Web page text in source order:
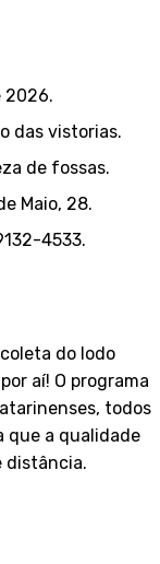
2026.
das vistorias.
de fossas.
Maio, 28.
4533.
do lodo
aí! O programa
todos
que a qualidade
distância.